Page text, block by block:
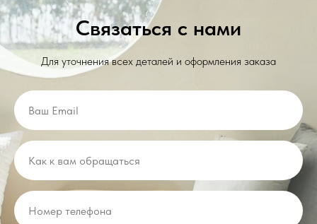
Связаться с нами
Для уточнения всех деталей и оформления заказа